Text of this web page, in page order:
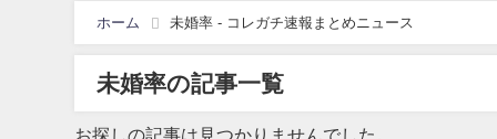
ホーム 未婚率 - コレガチ速報まとめニュース
未婚率の記事一覧
お探しの記事は見つかりませんでした。